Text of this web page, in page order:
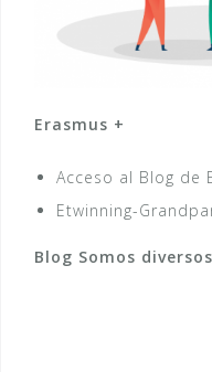
Erasmus +
Acceso al Blog de
Etwinning-
Blog Somos